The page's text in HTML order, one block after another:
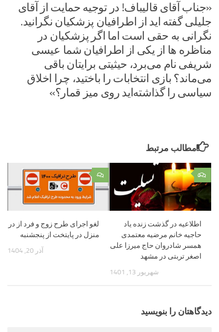
«جناب آقای قالیباف! در توجیه حمایت از آقای
جلیلی گفته اید از اطرافیان پزشکیان‌ نگرانید.
نگرانی به حقی است اما اگر پزشکیان در
مناظره ها از یکی از اطرافیان شما عیسی
شریفی نام می‌برد، حیثیتی برایتان باقی
می‌ماند؟ بازی انتخابات را باختید، چرا اخلاق
سیاسی را گذاشته‌اید روی میز قمار؟»
مطالب مرتبط
۰
لغو اجرای طرح زوج و فرد از در
منزل در پایتخت از پنجشنبه
آذر 20, 1404
۵
اطلاعیه در گذشت زنده یاد
حاجیه خانم مرضیه معتمدی
همسر شادروان حاج میرزا علی
اصغر تربتی در مشهد
شهریور 13, 1401
دیدگاهتان را بنویسید